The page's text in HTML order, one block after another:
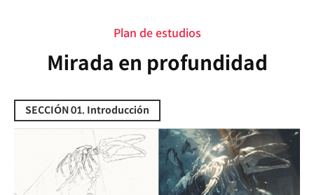
Plan de estudios
Mirada en profundidad
SECCIÓN 01. Introducción